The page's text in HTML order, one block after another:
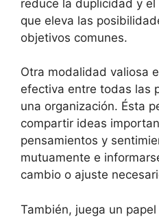
reduce la duplicidad y
que eleva las
objetivos comunes.
Otra modalidad valiosa
efectiva entre todas las
una organización. Ésta
compartir ideas
pensamientos y
mutuamente e
cambio o ajuste
También, juega un